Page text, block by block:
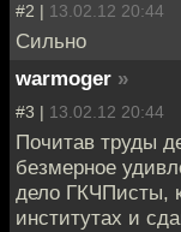
#2 | 13.02.12 20:44
Сильно
warmoger »
#3 | 13.02.12 20:44
Почитав труды
безмерное
дело ГКЧПисты,
институтах и